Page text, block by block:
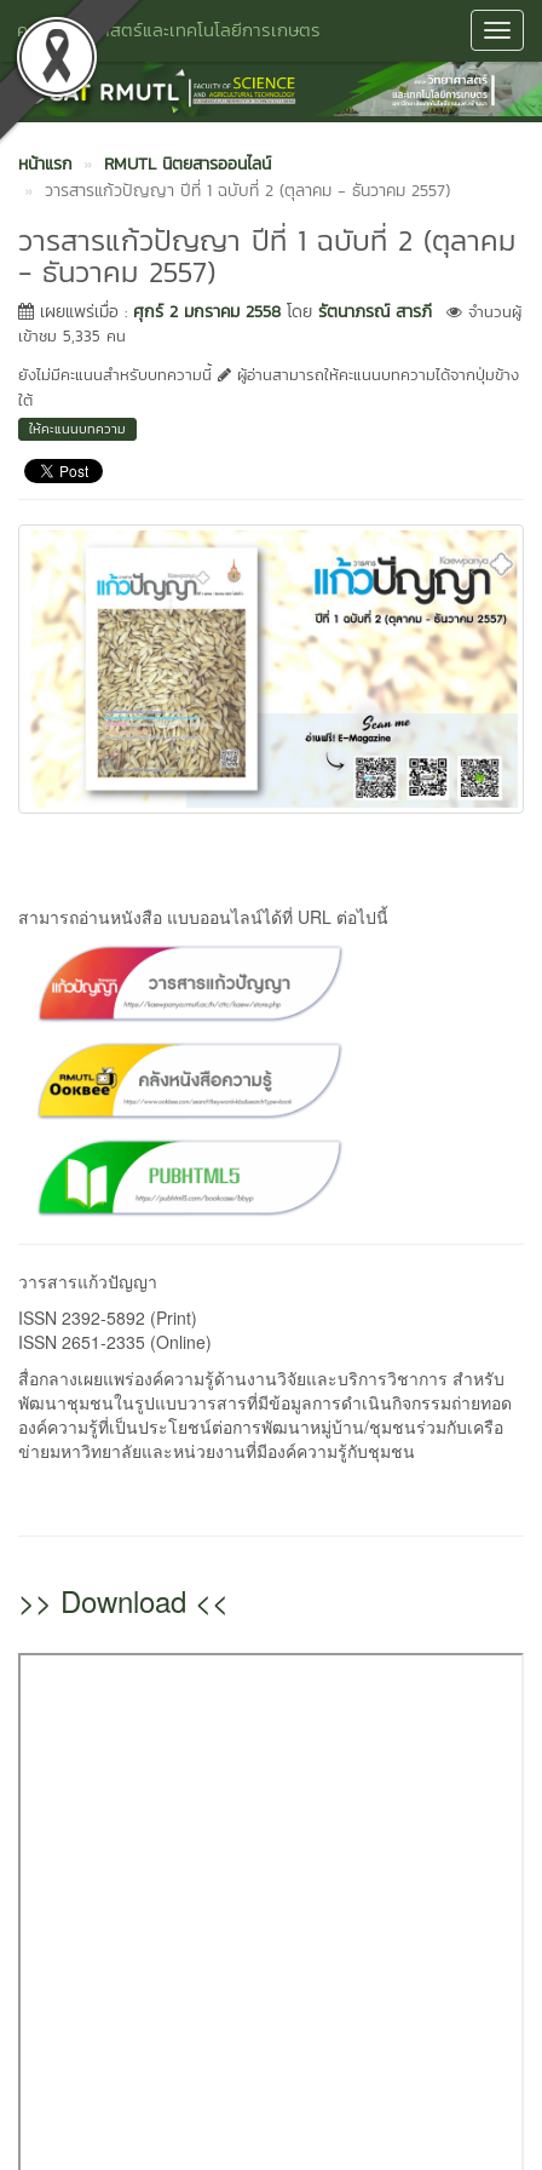
คณะวิทยาศาสตร์และเทคโนโลยีการเกษตร
หน้าแรก
RMUTL นิตยสารออนไลน์
วารสารแก้วปัญญา ปีที่ 1 ฉบับที่ 2 (ตุลาคม - ธันวาคม 2557)
วารสารแก้วปัญญา ปีที่ 1 ฉบับที่ 2 (ตุลาคม
- ธันวาคม 2557)
เผยแพร่เมื่อ : ศุกร์ 2 มกราคม 2558 โดย รัตนาภรณ์ สารภี
จำนวนผู้
เข้าชม 5,335 คน
ยังไม่มีคะแนนสำหรับบทความนี้
ผู้อ่านสามารถให้คะแนนบทความได้จากปุ่มข้าง
ใต้
ให้คะแนนบทความ
สามารถอ่านหนังสือ แบบออนไลน์ได้ที่ URL ต่อไปนี้
วารสารแก้วปัญญา
ISSN 2392-5892 (Print)
ISSN 2651-2335 (Online)
สื่อกลางเผยแพร่องค์ความรู้ด้านงานวิจัยและบริการวิชาการ สำหรับ
พัฒนาชุมชนในรูปแบบวารสารที่มีข้อมูลการดำเนินกิจกรรมถ่ายทอด
องค์ความรู้ที่เป็นประโยชน์ต่อการพัฒนาหมู่บ้าน/ชุมชนร่วมกับเครือ
ข่ายมหาวิทยาลัยและหน่วยงานที่มีองค์ความรู้กับชุมชน
>> Download <<